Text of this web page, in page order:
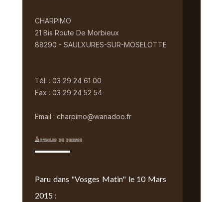
CHARPIMO
21 Bis Route De Morbieux
88290 - SAULXURES-SUR-MOSELOTTE
Tél. : 03 29 24 61 00
Fax : 03 29 24 52 54
Email : charpimo@wanadoo.fr
Articles de presse
Paru dans "Vosges Matin" le 10 Mars
2015 :